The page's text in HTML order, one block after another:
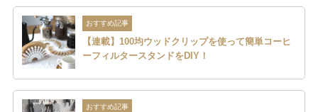
おすすめ記事
【連載】100均ウッドクリップを使って簡単コーヒ
ーフィルタースタンドをDIY！
おすすめ記事